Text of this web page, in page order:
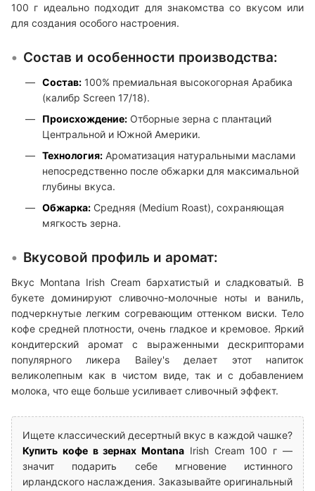
100 г идеально подходит для знакомства со вкусом или
для создания особого настроения.
Состав и особенности производства:
Состав: 100% премиальная высокогорная Арабика
(калибр Screen 17/18).
Происхождение: Отборные зерна с плантаций
Центральной и Южной Америки.
Технология: Ароматизация натуральными маслами
непосредственно после обжарки для максимальной
глубины вкуса.
Обжарка: Средняя (Medium Roast), сохраняющая
мягкость зерна.
Вкусовой профиль и аромат:
Вкус Montana Irish Cream бархатистый и сладковатый. В
букете доминируют сливочно-молочные ноты и ваниль,
подчеркнутые легким согревающим оттенком виски. Тело
кофе средней плотности, очень гладкое и кремовое. Яркий
кондитерский аромат с выраженными дескрипторами
популярного ликера Bailey's делает этот напиток
великолепным как в чистом виде, так и с добавлением
молока, что еще больше усиливает сливочный эффект.
Ищете классический десертный вкус в каждой чашке?
Купить кофе в зернах Montana Irish Cream 100 г —
значит подарить себе мгновение истинного
ирландского наслаждения. Заказывайте оригинальный